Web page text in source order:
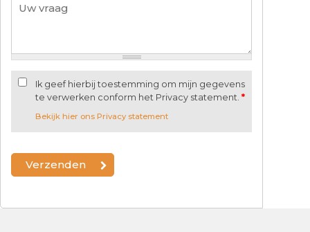
Ik geef hierbij toestemming om mijn gegevens
te verwerken conform het Privacy statement. *
Bekijk hier ons Privacy statement